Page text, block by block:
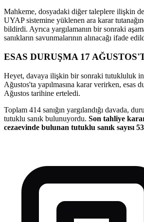
Mahkeme, dosyadaki diğer taleplere ilişkin
UYAP sistemine yüklenen ara karar
bildirdi. Ayrıca yargılamanın bir sonraki
sanıkların savunmalarının alınacağı ifade
ESAS DURUŞMA 17
Heyet, davaya ilişkin bir sonraki tutukluluk
Ağustos'ta yapılmasına karar verirken, esas
Ağustos tarihine erteledi.
Toplam 414 sanığın yargılandığı davada,
tutuklu sanık bulunuyordu. Son tahliye
cezaevinde bulunan tutuklu sanık sayısı